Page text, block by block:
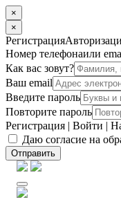
×
×
Регистрация
Номер телефонаили
Как вас зовут?
Ваш email
Введите пароль
Повторите пароль
Регистрация | Войти |
Даю согласие на
Отправить